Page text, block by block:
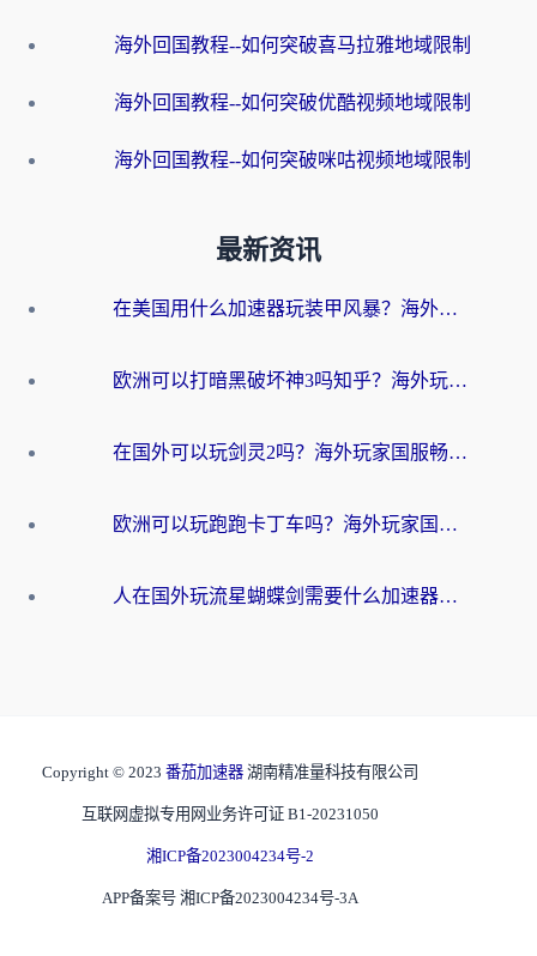
海外回国教程--如何突破喜马拉雅地域限制
海外回国教程--如何突破优酷视频地域限制
海外回国教程--如何突破咪咕视频地域限制
最新资讯
在美国用什么加速器玩装甲风暴？海外玩家亲测有效的国服游戏加速指南
欧洲可以打暗黑破坏神3吗知乎？海外玩家国服游戏加速终极指南
在国外可以玩剑灵2吗？海外玩家国服畅玩终极指南（附永恒之塔明日方舟加速方案）
欧洲可以玩跑跑卡丁车吗？海外玩家国服游戏畅玩终极指南（附QQ炫舞剑网3解决方案）
人在国外玩流星蝴蝶剑需要什么加速器？老玩家亲测的终极解决方案
Copyright © 2023 番茄加速器 湖南精准量科技有限公司
互联网虚拟专用网业务许可证 B1-20231050
湘ICP备2023004234号-2
APP备案号 湘ICP备2023004234号-3A